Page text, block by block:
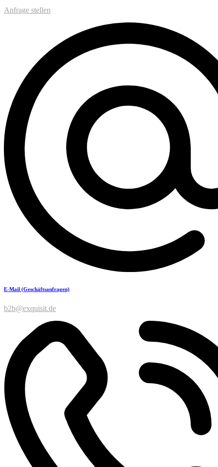
Anfrage stellen
E-Mail (Geschäftsanfragen)
b2b@exquisit.de